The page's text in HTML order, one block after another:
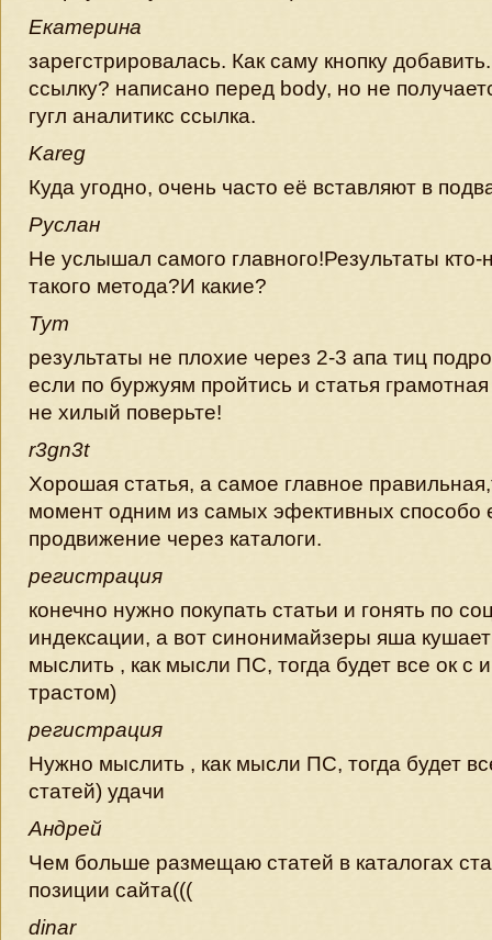
Екатерина
зарегстрировалась. Как саму кнопку
ссылку? написано перед body, но не
гугл аналитикс ссылка.
Kareg
Куда угодно, очень часто её вставляют в
Руслан
Не услышал самого главного!Результаты кто-
такого метода?И какие?
Тут
результаты не плохие через 2-3 апа тиц
если по буржуям пройтись и статья
не хилый поверьте!
r3gn3t
Хорошая статья, а самое главное
момент одним из самых эфективных способо
продвижение через каталоги.
регистрация
конечно нужно покупать статьи и гонять по
индексации, а вот синонимайзеры яша
мыслить , как мысли ПС, тогда будет все ок с
трастом)
регистрация
Нужно мыслить , как мысли ПС, тогда будет
статей) удачи
Андрей
Чем больше размещаю статей в каталогах
позиции сайта(((
dinar